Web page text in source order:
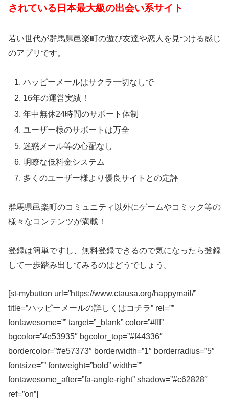
されている日本最大級の出会い系サイト
若い世代が群馬県邑楽町の遊び友達や恋人を見つける感じ
のアプリです。
ハッピーメールはサクラ一切なしで
16年の運営実績！
年中無休24時間のサポート体制
ユーザー様のサポートは万全
迷惑メール等の心配なし
明瞭な低料金システム
多くのユーザー様より優良サイトとの定評
群馬県邑楽町のコミュニティ以外にゲームやコミック等の
様々なコンテンツが満載！
登録は簡単ですし、無料登録できるので気になったら登録
して一歩踏み出してみるのはどうでしょう。
[st-mybutton url=”https://www.ctausa.org/happymail/”
title=”ハッピーメールの詳しくはコチラ” rel=””
fontawesome=”” target=”_blank” color=”#fff”
bgcolor=”#e53935″ bgcolor_top=”#f44336″
bordercolor=”#e57373″ borderwidth=”1″ borderradius=”5″
fontsize=”” fontweight=”bold” width=””
fontawesome_after=”fa-angle-right” shadow=”#c62828″
ref=”on”]